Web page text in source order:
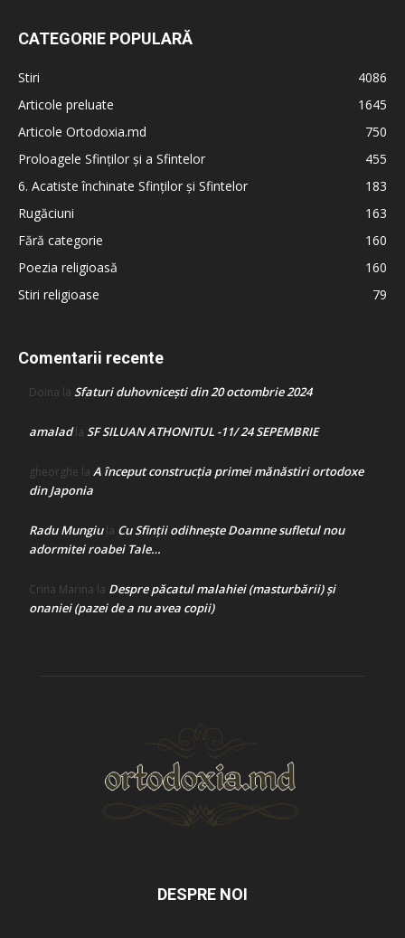
CATEGORIE POPULARĂ
Stiri
4086
Articole preluate
1645
Articole Ortodoxia.md
750
Proloagele Sfinților și a Sfintelor
455
6. Acatiste închinate Sfinților și Sfintelor
183
Rugăciuni
163
Fără categorie
160
Poezia religioasă
160
Stiri religioase
79
Comentarii recente
Doina la Sfaturi duhovnicești din 20 octombrie 2024
amaladla SF SILUAN ATHONITUL -11/ 24 SEPEMBRIE
gheorghe la A început construcţia primei mănăstiri ortodoxe
din Japonia
Radu Mungiula Cu Sfinții odihnește Doamne sufletul nou
adormitei roabei Tale…
Crina Marina la Despre păcatul malahiei (masturbării) şi
onaniei (pazei de a nu avea copii)
DESPRE NOI